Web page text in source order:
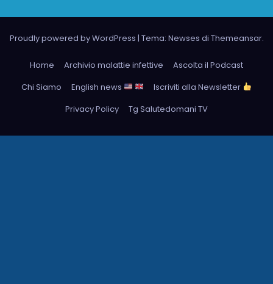
Proudly powered by WordPress | Tema: Newses di Themeansar.
Home Archivio malattie infettive
Ascolta il Podcast
Chi Siamo
English news
Iscriviti alla Newsletter
Privacy Policy
Tg Salutedomani TV